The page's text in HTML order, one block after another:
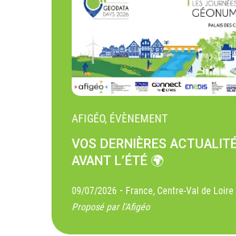
AFIGÉO, ÉVÈNEMENT
VOS DERNIÈRES
AVANT L’ÉTÉ 🌍
09/07/2026 - France, Centre-Val de Loire
Proposé par l'Afigéo